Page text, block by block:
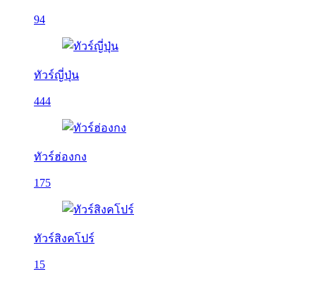
94
ทัวร์ญี่ปุ่น
444
ทัวร์ฮ่องกง
175
ทัวร์สิงคโปร์
15